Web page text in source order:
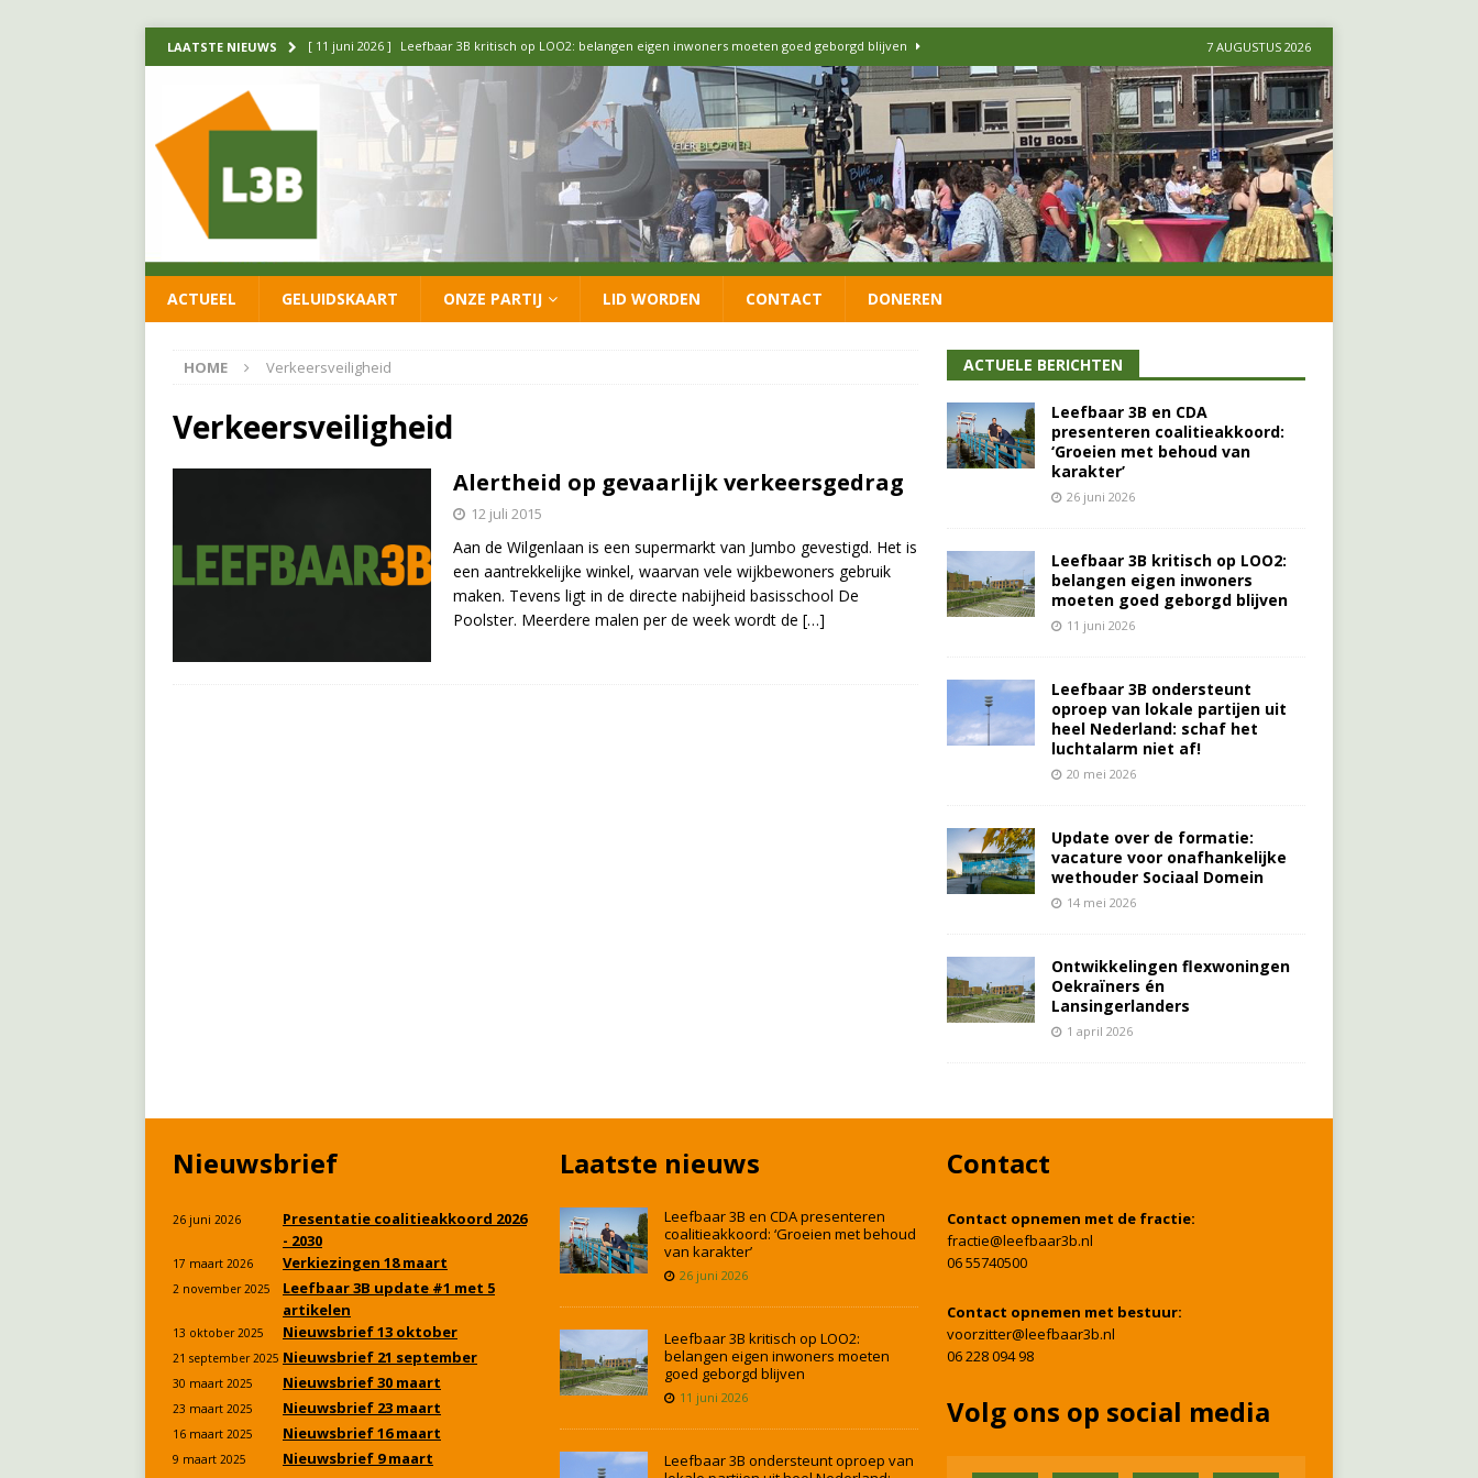
LAATSTE NIEUWS [ 11 juni 2026 ] Leefbaar 3B kritisch op LOO2: belangen eigen inwoners moeten goed geborgd blijven
[ 20 mei 2026 ] Leefbaar 3B ondersteunt oproep van lokale partijen uit heel Nederland: schaf het
luchtalarm niet af! FRACTIE
[ 14 mei 2026 ] Update over de formatie: vacature voor onafhankelijke wethouder Sociaal Domein
[ 26 juni 2026 ] Leefbaar 3B en CDA presenteren coalitieakkoord: ‘Groeien met behoud van karakter’
7 AUGUSTUS 2026
ACTUEEL GELUIDSKAART ONZE PARTIJ LID WORDEN CONTACT DONEREN
HOME Verkeersveiligheid
Verkeersveiligheid
Alertheid op gevaarlijk verkeersgedrag
12 juli 2015
Aan de Wilgenlaan is een supermarkt van Jumbo gevestigd. Het is
een aantrekkelijke winkel, waarvan vele wijkbewoners gebruik
maken. Tevens ligt in de directe nabijheid basisschool De
Poolster. Meerdere malen per de week wordt de […]
ACTUELE BERICHTEN
Leefbaar 3B en CDA
presenteren coalitieakkoord:
‘Groeien met behoud van
karakter’
26 juni 2026
Leefbaar 3B kritisch op LOO2:
belangen eigen inwoners
moeten goed geborgd blijven
11 juni 2026
Leefbaar 3B ondersteunt
oproep van lokale partijen uit
heel Nederland: schaf het
luchtalarm niet af!
20 mei 2026
Update over de formatie:
vacature voor onafhankelijke
wethouder Sociaal Domein
14 mei 2026
Ontwikkelingen flexwoningen
Oekraïners én
Lansingerlanders
1 april 2026
Nieuwsbrief
26 juni 2026
Presentatie coalitieakkoord 2026
- 2030
17 maart 2026 Verkiezingen 18 maart
2 november 2025
Leefbaar 3B update #1 met 5
artikelen
13 oktober 2025 Nieuwsbrief 13 oktober
21 september 2025 Nieuwsbrief 21 september
30 maart 2025 Nieuwsbrief 30 maart
23 maart 2025 Nieuwsbrief 23 maart
16 maart 2025 Nieuwsbrief 16 maart
9 maart 2025 Nieuwsbrief 9 maart
Laatste nieuws
Leefbaar 3B en CDA presenteren
coalitieakkoord: ‘Groeien met behoud
van karakter’
26 juni 2026
Leefbaar 3B kritisch op LOO2:
belangen eigen inwoners moeten
goed geborgd blijven
11 juni 2026
Leefbaar 3B ondersteunt oproep van
Contact
Contact opnemen met de fractie:
fractie@leefbaar3b.nl
06 55740500
Contact opnemen met bestuur:
voorzitter@leefbaar3b.nl
06 228 094 98
Volg ons op social media